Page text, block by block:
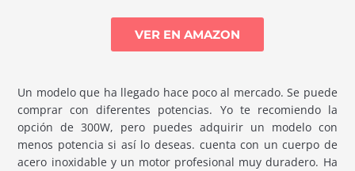
VER EN AMAZON
Un modelo que ha llegado hace poco al mercado. Se puede
comprar con diferentes potencias. Yo te recomiendo la
opción de 300W, pero puedes adquirir un modelo con
menos potencia si así lo deseas. cuenta con un cuerpo de
acero inoxidable y un motor profesional muy duradero. Ha